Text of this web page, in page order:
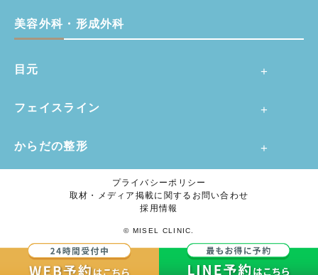
美容外科・形成外科
目元
フェイスライン
からだの整形
プライバシーポリシー
取材・メディア掲載に関するお問い合わせ
採用情報
© MISEL CLINIC.